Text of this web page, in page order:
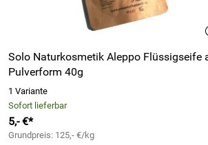
Solo Naturkosmetik Aleppo Flüssigseife
Pulverform 40g
1 Variante
Sofort lieferbar
5,- €*
Grundpreis: 125,- €/kg